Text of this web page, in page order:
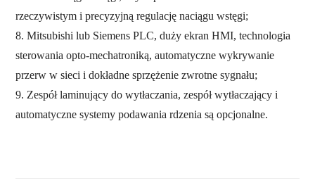
rzeczywistym i precyzyjną regulację naciągu wstęgi;
8. Mitsubishi lub Siemens PLC, duży ekran HMI, technologia
sterowania opto-mechatroniką, automatyczne wykrywanie
przerw w sieci i dokładne sprzężenie zwrotne sygnału;
9. Zespół laminujący do wytłaczania, zespół wytłaczający i
automatyczne systemy podawania rdzenia są opcjonalne.